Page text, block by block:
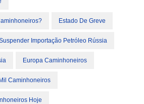
Estado De Greve
Importação Petróleo Rússia
Europa Caminhoneiros
Caminhoneiros
Hoje